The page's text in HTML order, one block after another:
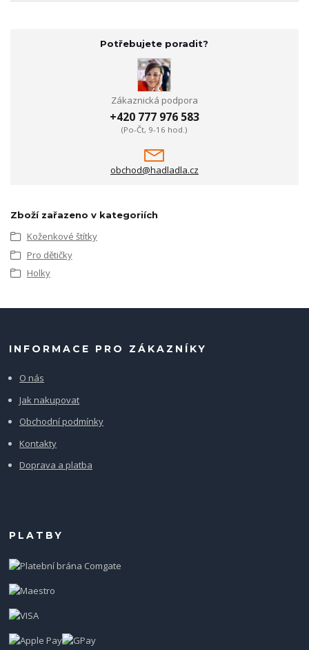
Potřebujete poradit?
Zákaznická podpora
+420 777 976 583
(Po-Čt, 9-16 hod.)
obchod@hadladla.cz
Zboží zařazeno v kategoriích
Koženkové štítky
Pro dětičky
Holky
INFORMACE PRO ZÁKAZNÍKY
O nás
Jak nakupovat
Obchodní podmínky
Kontakty
Doprava a platba
PLATBY